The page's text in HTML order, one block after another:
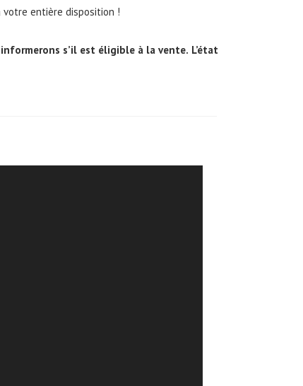
entière disposition !
s’il est éligible à la vente. L’état